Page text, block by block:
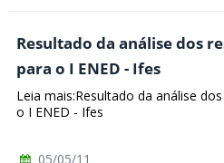
Resultado da análise dos
para o I ENED - Ifes
Leia mais:Resultado da análise
o I ENED - Ifes
05/05/11